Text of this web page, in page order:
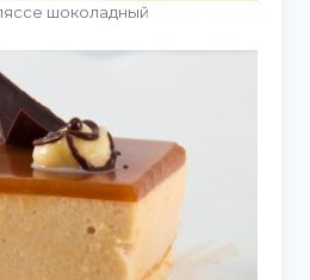
шоколадный